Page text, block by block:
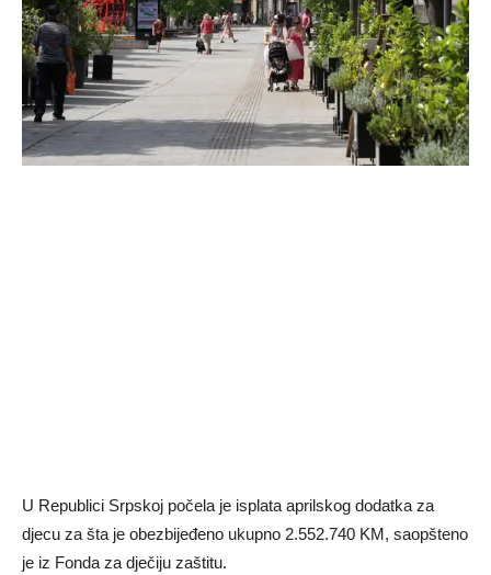
U Republici Srpskoj počela je isplata aprilskog dodatka za
djecu za šta je obezbijeđeno ukupno 2.552.740 KM, saopšteno
je iz Fonda za dječiju zaštitu.